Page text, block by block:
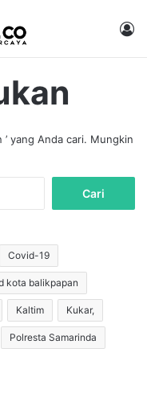
yang Anda cari. Mungkin
u
n
t
u
k
:
Covid-19
kota balikpapan
Kaltim Kukar,
Polresta Samarinda